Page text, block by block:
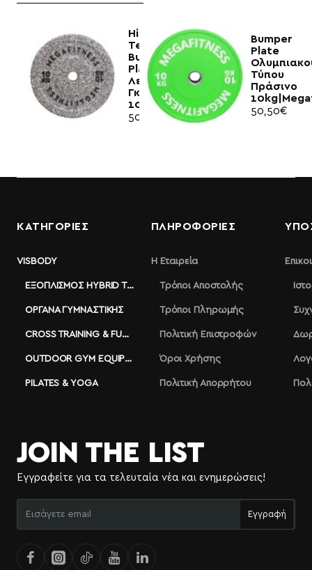
Hi
Temp
Bumper
Plate
Λευκό-
Γκρί
10kg|Megafitness
50,00€
Bumper
Plate
Τύπου
Πράσινο
50,50€
ΚΑΤΗΓΟΡΙΕΣ
VISBODY
ΕΞΟΠΛΙΣΜΌΣ HYBRID TRAINING
ΌΡΓΑΝΑ ΓΥΜΝΑΣΤΙΚΉΣ
CROSS TRAINING & FUNCTIONAL
OUTDOOR GYM EQUIPMENT
PILATES & YOGA
ΠΛΗΡΟΦΟΡΊΕΣ
Η Εταιρεία
Τρόποι Αποστολής
Τρόποι Πληρωμής
Πολιτική Επιστροφών
Όροι Χρήσης
Πολιτική Απορρήτου
JOIN THE LIST
Εγγραφείτε για τα τελευταία νέα και ενημερώσεις!
email
Εγγραφή